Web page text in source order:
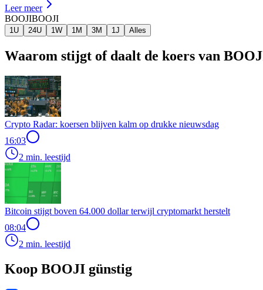
Leer meer
BOOJIBOOJI
1U 24U 1W 1M 3M 1J Alles
Waarom stijgt of daalt de koers van
Crypto Radar: koersen blijven kalm op drukke nieuwsdag
16:03
2 min. leestijd
Bitcoin stijgt boven 64.000 dollar terwijl cryptomarkt herstelt
08:04
2 min. leestijd
Koop BOOJI günstig